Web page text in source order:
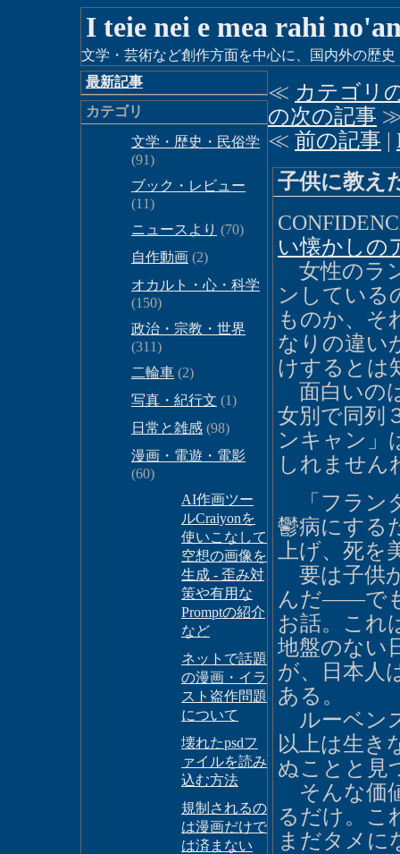
I teie nei e mea rahi
文学・芸術など創作方面を中心に、国内外の歴
最新記事
カテゴリ
文学・歴史・民俗学
(91)
ブック・レビュー
(11)
ニュースより (70)
自作動画 (2)
オカルト・心・科学
(150)
政治・宗教・世界
(311)
二輪車 (2)
写真・紀行文 (1)
日常と雑感 (98)
漫画・電遊・電影
(60)
AI作画ツー
ルCraiyonを
使いこなして
空想の画像を
生成 - 歪み対
策や有用な
Promptの紹介
など
ネットで話題
の漫画・イラ
スト盗作問題
について
壊れたpsdフ
ァイルを読み
込む方法
規制されるの
は漫画だけで
は済まない
≪ カテゴリ
の次の記事
≪ 前の記事 |
子供に教え
い懐かしの
女性のラ
ンしている
ものか、そ
なりの違い
けするとは
面白いの
女別で同列
ンキャン」
しれません
「フラン
鬱病にする
上げ、死
要は子供
んだ――で
お話。これ
地盤のない
が、日本人
ある。
ルーベン
以上は生き
ぬことと見
そんな価
るだけ。こ
まだタメに